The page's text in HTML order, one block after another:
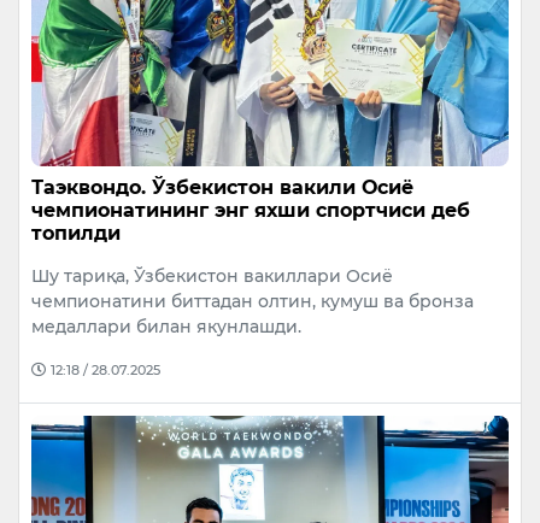
Таэквондо. Ўзбекистон вакили Осиё
чемпионатининг энг яхши спортчиси деб
топилди
Шу тариқа, Ўзбекистон вакиллари Осиё
чемпионатини биттадан олтин, кумуш ва бронза
медаллари билан якунлашди.
12:18 / 28.07.2025